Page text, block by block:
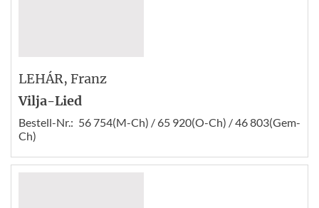
LEHÁR, Franz
Vilja-Lied
Bestell-Nr.: 56 754(M-Ch) / 65 920(O-Ch) / 46 803(Gem-
Ch)